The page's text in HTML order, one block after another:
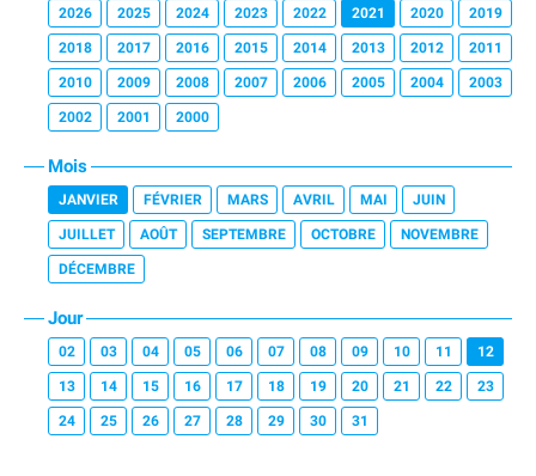
2026 2025 2024 2023 2022 2021 2020 2019
2018 2017 2016 2015 2014 2013 2012 2011
2010 2009 2008 2007 2006 2005 2004 2003
2002 2001 2000
Mois
JANVIER FÉVRIER MARS AVRIL MAI JUIN
JUILLET AOÛT SEPTEMBRE OCTOBRE NOVEMBRE
DÉCEMBRE
Jour
02 03 04 05 06 07 08 09 10 11 12
13 14 15 16 17 18 19 20 21 22 23
24 25 26 27 28 29 30 31